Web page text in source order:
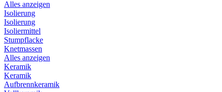
Alles anzeigen
Isolierung
Isolierung
Isoliermittel
Stumpflacke
Knetmassen
Alles anzeigen
Keramik
Keramik
Aufbrennkeramik